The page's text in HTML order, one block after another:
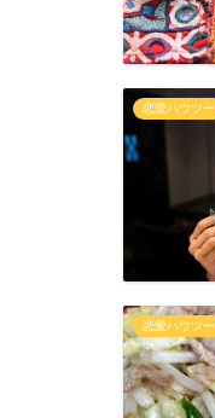
恋愛ハウツー
恋愛ハウツー